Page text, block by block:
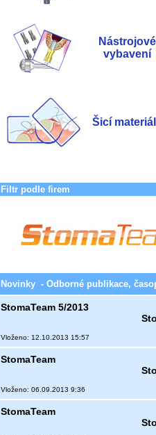
Nástrojové
vybavení
Šicí
Filtr podle firem
Novinky - Odborné publikace,
StomaTeam 5/2013
Vloženo: 12.10.2013 15:57
StomaTeam
Vloženo: 06.09.2013 9:36
StomaTeam